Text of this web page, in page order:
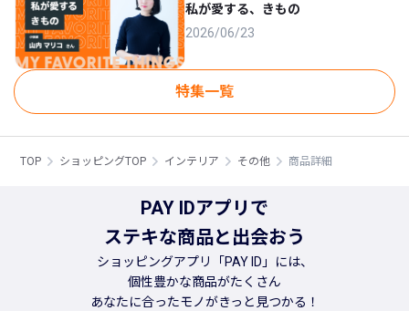
私が愛する、きもの
2026/06/23
特集一覧
TOP ショッピングTOP インテリア その他 商品詳細
PAY IDアプリで
ステキな商品と出会おう
ショッピングアプリ「PAY ID」には、
個性豊かな商品がたくさん
あなたに合ったモノがきっと見つかる！